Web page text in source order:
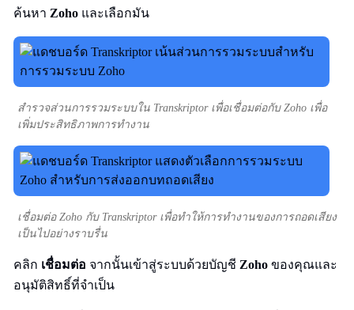
ค้นหา Zoho และเลือกมัน
สำรวจส่วนการรวมระบบใน Transkriptor เพื่อเชื่อมต่อกับ Zoho เพื่อ
เพิ่มประสิทธิภาพการทำงาน
เชื่อมต่อ Zoho กับ Transkriptor เพื่อทำให้การทำงานของการถอดเสียง
เป็นไปอย่างราบรื่น
คลิก เชื่อมต่อ จากนั้นเข้าสู่ระบบด้วยบัญชี Zoho ของคุณและ
อนุมัติสิทธิ์ที่จำเป็น